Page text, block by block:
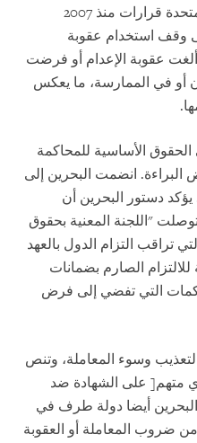
أصدرت الجمعية العامة للأمم المتحدة قرارات منذ 2007
الدول إلى وقف استخدام عقوبة
ثمة نحو 170 دولة ألغت عقوبة الإعدام أو فرضت
أو في الممارسة، ما يعكس
الدولي الحقوق الأساسية للمحاكمة
البراءة. انضمت البحرين إلى
في 20 سبتمبر/أيلول 2006. يؤكد دستور البحرين أن
"اللجنة المعنية بحقوق
تراقب التزام الدول بالعهد
الصارم بضمانات
التي تفضي إلى فرض
الدولي التعذيب وسوء المعاملة، وتنص
]أي متهم[ على الشهادة ضد
أيضا دولة طرف في
ضروب المعاملة أو العقوبة